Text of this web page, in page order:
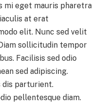
mi eget mauris pharetra
at erat
elit. Nunc sed velit
sollicitudin tempor
Facilisis sed odio
sed adipiscing.
dis parturient.
pellentesque diam.